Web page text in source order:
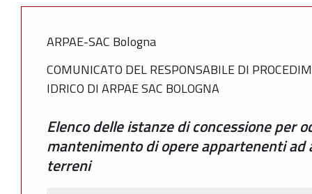
ARPAE-SAC Bologna
COMUNICATO DEL RESPONSABILE DI
IDRICO DI ARPAE SAC BOLOGNA
Elenco delle istanze di concessione per
mantenimento di opere appartenenti ad
terreni